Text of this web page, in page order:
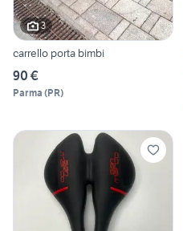
3
carrello porta bimbi
90 €
Parma (PR)